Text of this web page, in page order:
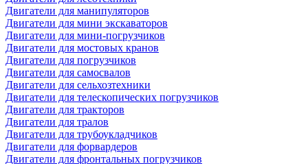
Двигатели для манипуляторов
Двигатели для мини экскаваторов
Двигатели для мини-погрузчиков
Двигатели для мостовых кранов
Двигатели для погрузчиков
Двигатели для самосвалов
Двигатели для сельхозтехники
Двигатели для телескопических погрузчиков
Двигатели для тракторов
Двигатели для тралов
Двигатели для трубоукладчиков
Двигатели для форвардеров
Двигатели для фронтальных погрузчиков